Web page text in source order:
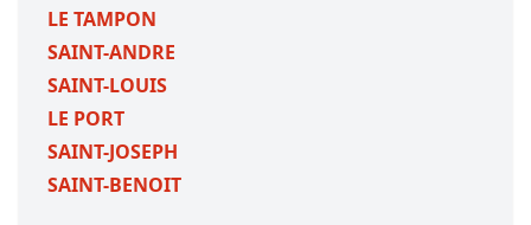
LE TAMPON
SAINT-ANDRE
SAINT-LOUIS
LE PORT
SAINT-JOSEPH
SAINT-BENOIT